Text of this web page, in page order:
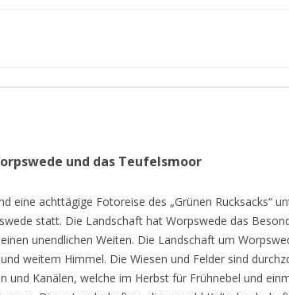
und das Teufelsmoor
eine achttägige Fotoreise des „Grünen Rucksacks“
statt. Die Landschaft hat Worpswede das
unendlichen Weiten. Die Landschaft um
weitem Himmel. Die Wiesen und Felder sind
und Kanälen, welche im Herbst für Frühnebel und